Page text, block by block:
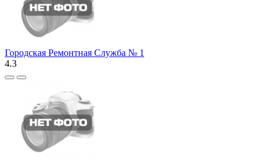
Городская Ремонтная Служба № 1
4.3